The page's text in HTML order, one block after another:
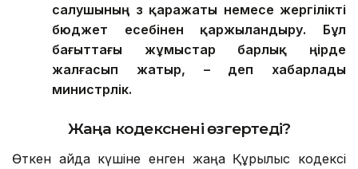
салушының өз қаражаты немесе жергілікті
бюджет есебінен қаржыландыру. Бұл
бағыттағы жұмыстар барлық өңірде
жалғасып жатыр, – деп хабарлады
министрлік.
Жаңа кодекснені өзгертеді?
Өткен айда күшіне енген жаңа Құрылыс кодексі